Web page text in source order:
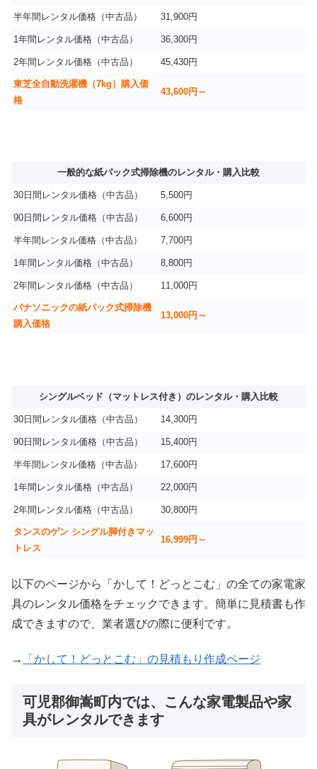
半年間レンタル価格（中古品） 31,900円
1年間レンタル価格（中古品） 36,300円
2年間レンタル価格（中古品） 45,430円
東芝全自動洗濯機（7kg）購入価
格
43,600円～
一般的な紙パック式掃除機のレンタル・購入比較
30日間レンタル価格（中古品） 5,500円
90日間レンタル価格（中古品） 6,600円
半年間レンタル価格（中古品） 7,700円
1年間レンタル価格（中古品） 8,800円
2年間レンタル価格（中古品） 11,000円
パナソニックの紙パック式掃除機
購入価格
13,000円～
シングルベッド（マットレス付き）のレンタル・購入比較
30日間レンタル価格（中古品） 14,300円
90日間レンタル価格（中古品） 15,400円
半年間レンタル価格（中古品） 17,600円
1年間レンタル価格（中古品） 22,000円
2年間レンタル価格（中古品） 30,800円
タンスのゲン シングル脚付きマッ
トレス
16,999円～
以下のページから「かして！どっとこむ」の全ての家電家
具のレンタル価格をチェックできます。簡単に見積書も作
成できますので、業者選びの際に便利です。
→ 「かして！どっとこむ」の見積もり作成ページ
可児郡御嵩町内では、こんな家電製品や家
具がレンタルできます